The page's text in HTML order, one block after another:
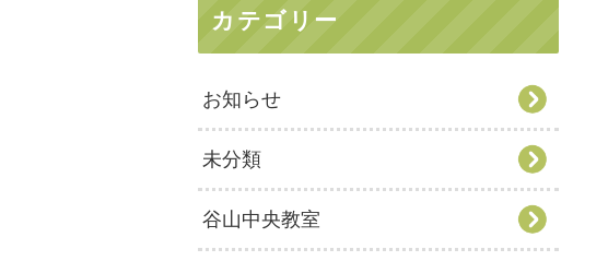
カテゴリー
お知らせ
未分類
谷山中央教室